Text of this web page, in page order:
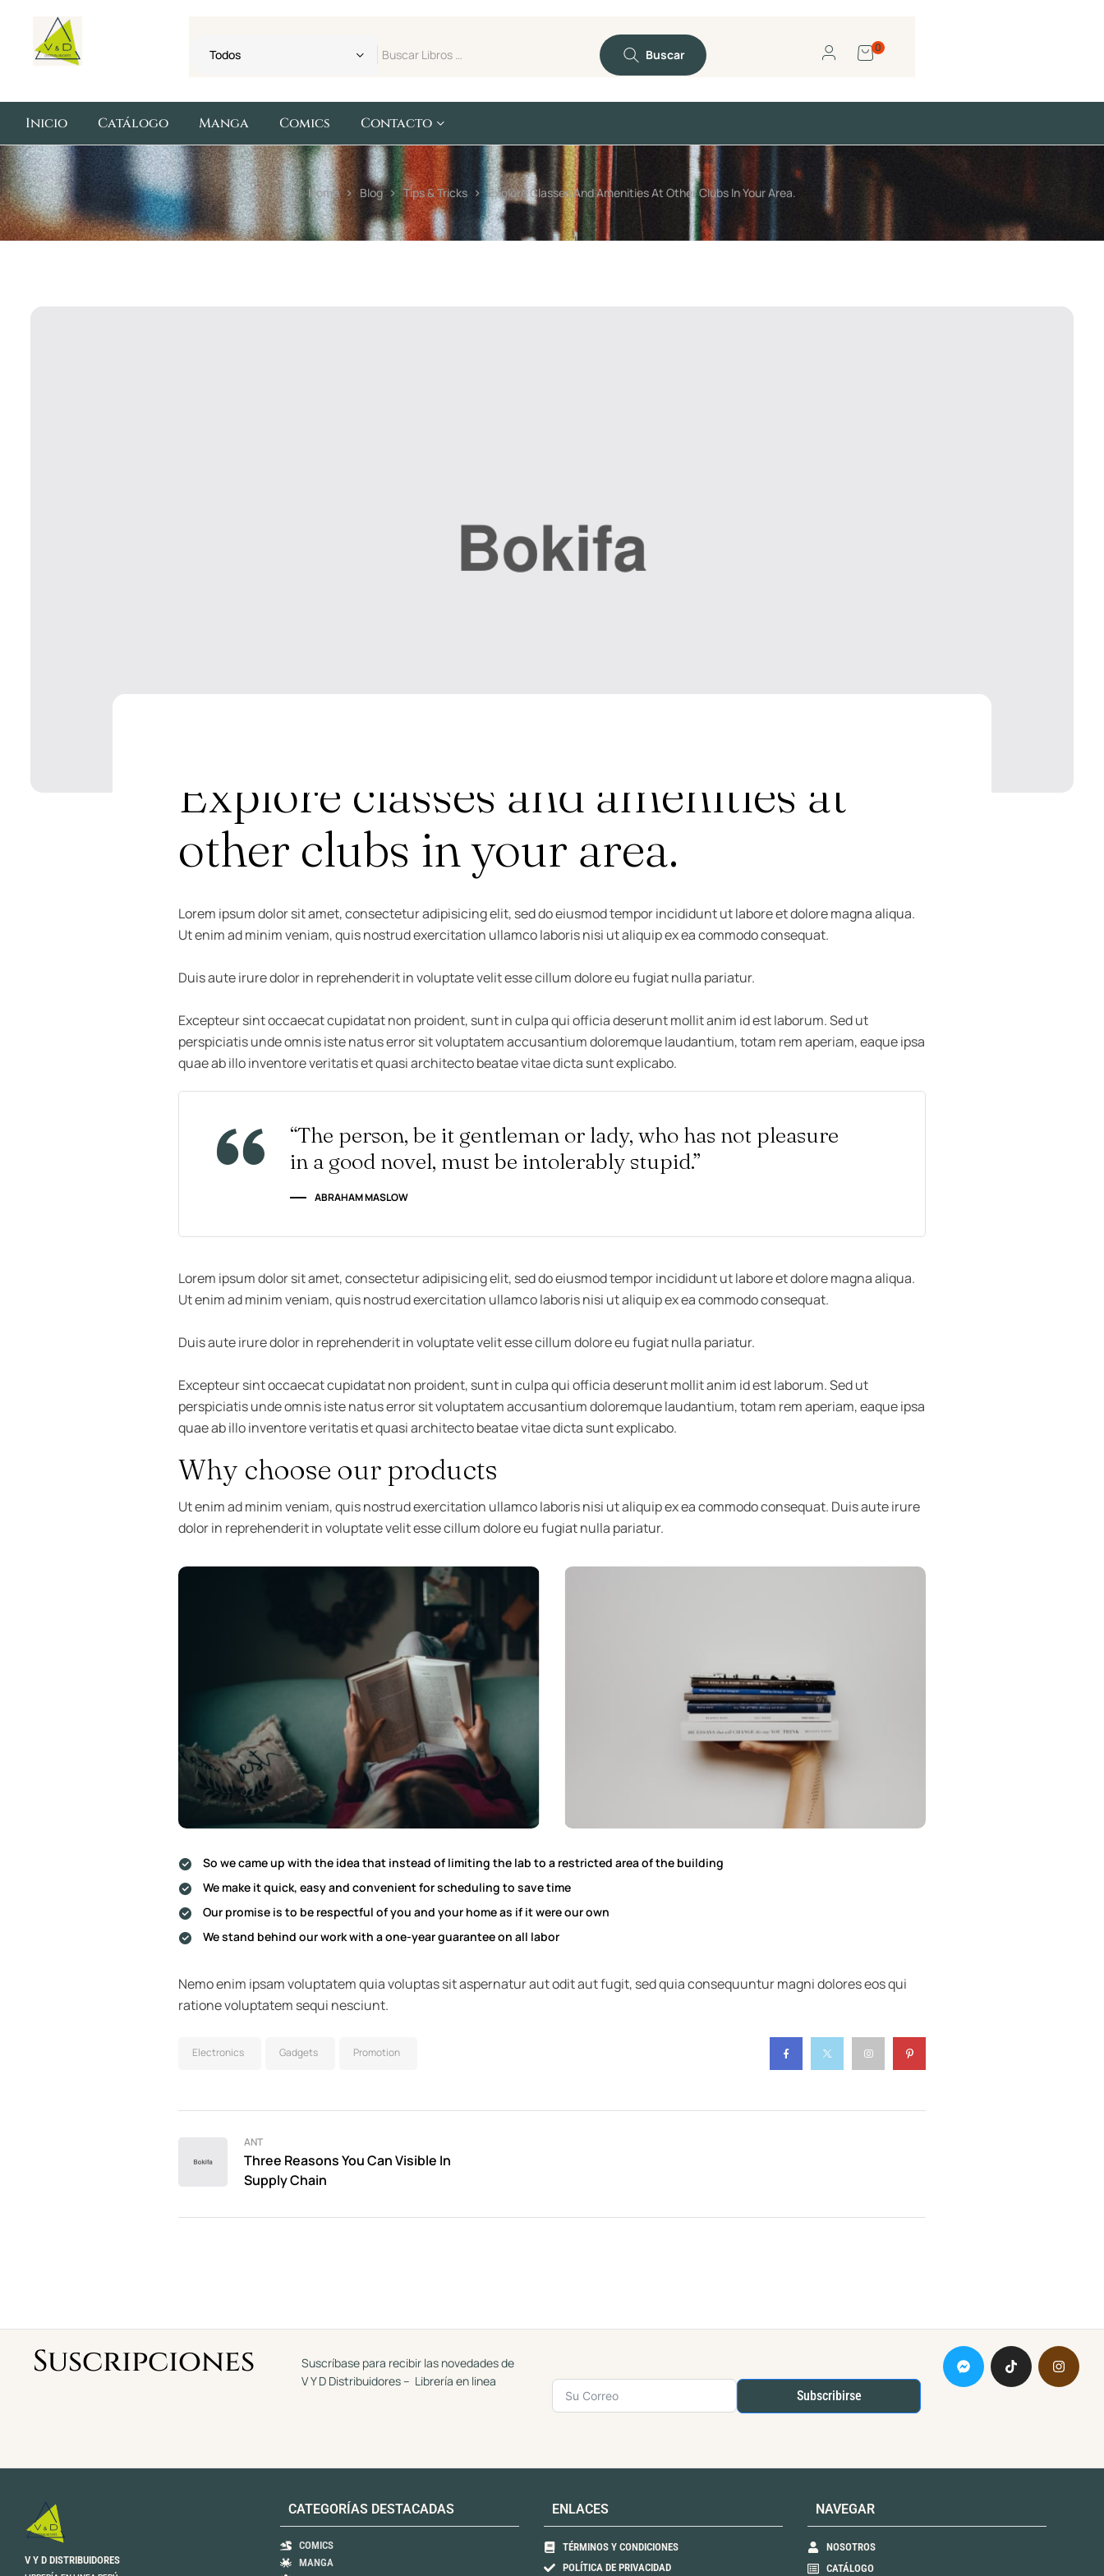
Buscar
Todos 0
Inicio Catálogo Manga Comics Contacto
Home Blog Tips & Tricks Explore Classes And Amenities At Other Clubs In Your Area.
Explore classes and amenities at
other clubs in your area.
Lorem ipsum dolor sit amet, consectetur adipisicing elit, sed do eiusmod tempor incididunt ut labore et dolore magna aliqua.
Ut enim ad minim veniam, quis nostrud exercitation ullamco laboris nisi ut aliquip ex ea commodo consequat.
Duis aute irure dolor in reprehenderit in voluptate velit esse cillum dolore eu fugiat nulla pariatur.
Excepteur sint occaecat cupidatat non proident, sunt in culpa qui officia deserunt mollit anim id est laborum. Sed ut
perspiciatis unde omnis iste natus error sit voluptatem accusantium doloremque laudantium, totam rem aperiam, eaque ipsa
quae ab illo inventore veritatis et quasi architecto beatae vitae dicta sunt explicabo.
“The person, be it gentleman or lady, who has not pleasure
in a good novel, must be intolerably stupid.”
ABRAHAM MASLOW
Lorem ipsum dolor sit amet, consectetur adipisicing elit, sed do eiusmod tempor incididunt ut labore et dolore magna aliqua.
Ut enim ad minim veniam, quis nostrud exercitation ullamco laboris nisi ut aliquip ex ea commodo consequat.
Duis aute irure dolor in reprehenderit in voluptate velit esse cillum dolore eu fugiat nulla pariatur.
Excepteur sint occaecat cupidatat non proident, sunt in culpa qui officia deserunt mollit anim id est laborum. Sed ut
perspiciatis unde omnis iste natus error sit voluptatem accusantium doloremque laudantium, totam rem aperiam, eaque ipsa
quae ab illo inventore veritatis et quasi architecto beatae vitae dicta sunt explicabo.
Why choose our products
Ut enim ad minim veniam, quis nostrud exercitation ullamco laboris nisi ut aliquip ex ea commodo consequat. Duis aute irure
dolor in reprehenderit in voluptate velit esse cillum dolore eu fugiat nulla pariatur.
So we came up with the idea that instead of limiting the lab to a restricted area of ​​the building
We make it quick, easy and convenient for scheduling to save time
Our promise is to be respectful of you and your home as if it were our own
We stand behind our work with a one-year guarantee on all labor
Nemo enim ipsam voluptatem quia voluptas sit aspernatur aut odit aut fugit, sed quia consequuntur magni dolores eos qui
ratione voluptatem sequi nesciunt.
Electronics Gadgets Promotion
ANT
Three Reasons You Can Visible In
Supply Chain
Suscripciones
Suscríbase para recibir las novedades de
V Y D Distribuidores – Librería en linea
Subscribirse
V Y D DISTRIBUIDORES
CATEGORÍAS DESTACADAS
COMICS
MANGA
ENLACES
TÉRMINOS Y CONDICIONES
POLÍTICA DE PRIVACIDAD
NAVEGAR
NOSOTROS
CATÁLOGO